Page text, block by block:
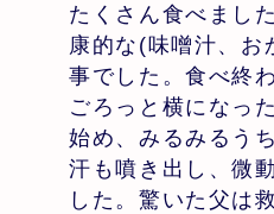
たくさん食べまし
康的な(味噌汁、お
事でした。食べ終
ごろっと横になっ
始め、みるみるう
汗も噴き出し、微
した。驚いた父は